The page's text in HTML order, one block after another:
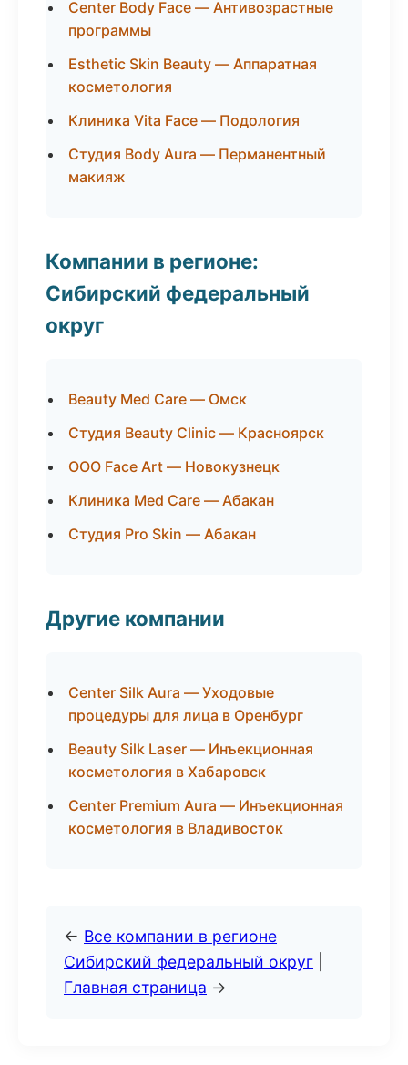
Center Body Face — Антивозрастные
программы
Esthetic Skin Beauty — Аппаратная
косметология
Клиника Vita Face — Подология
Студия Body Aura — Перманентный
макияж
Компании в регионе:
Сибирский федеральный
округ
Beauty Med Care — Омск
Студия Beauty Clinic — Красноярск
ООО Face Art — Новокузнецк
Клиника Med Care — Абакан
Студия Pro Skin — Абакан
Другие компании
Center Silk Aura — Уходовые
процедуры для лица в Оренбург
Beauty Silk Laser — Инъекционная
косметология в Хабаровск
Center Premium Aura — Инъекционная
косметология в Владивосток
← Все компании в регионе
Сибирский федеральный округ
Главная страница →